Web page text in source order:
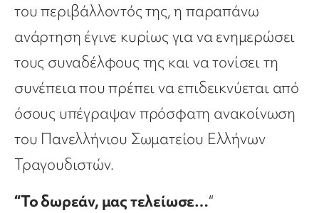
του περιβάλλοντός της, η παραπάνω
ανάρτηση έγινε κυρίως για να ενημερώσει
τους συναδέλφους της και να τονίσει τη
συνέπεια που πρέπει να επιδεικνύεται από
όσους υπέγραψαν πρόσφατη ανακοίνωση
του Πανελλήνιου Σωματείου Ελλήνων
Τραγουδιστών.
“Το δωρεάν, μας τελείωσε…“